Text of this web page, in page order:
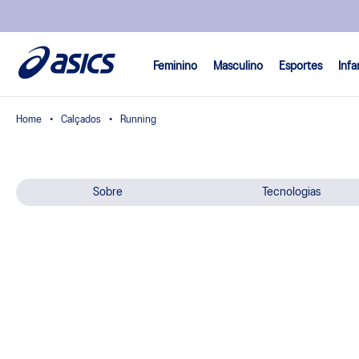
Feminino Masculino Esportes
Calçados Running
Sobre Tecnologias